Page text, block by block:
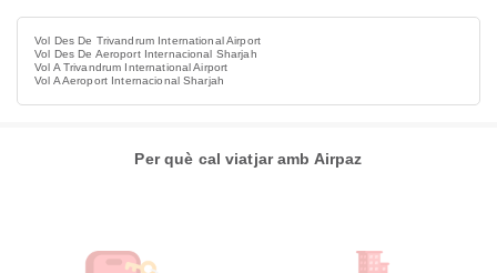
Vol Des De Trivandrum International Airport
Vol Des De Aeroport Internacional Sharjah
Vol A Trivandrum International Airport
Vol A Aeroport Internacional Sharjah
Per què cal viatjar amb Airpaz